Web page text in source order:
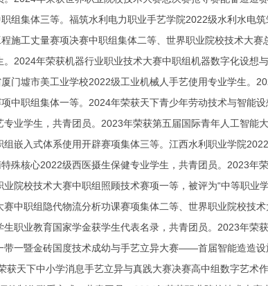
集体三等。福筑水利电力职业手艺学院2022级水利水电
工丈量赛项决赛中职组集体二等、世界职业院校技术大赛
2024年荣获机器行业职业技术大赛中职组机器数字化设想
门墟市美工业学校2022级工业机械人手艺使用专业学生。
职组集体一等。2024年荣获天下青少年劳动技术与智能
业学生，共青团员。2023年荣获第五届国际青年人工智能
嵌入式体系使用开辟赛项集体三等。江西水利职业学院
殊核心2022级西医摄生保健专业学生，共青团员。2023年
院校技术大赛中职组照顾技术赛项一等，被评为“中等职业
中职组隐代物流分析功课赛项集体二等、世界职业院校技
职业教育国家学金获学生代表名录，共青团员。2023年荣
一暨金砖国度技术成幼与手艺立异大赛——首届智能造造设
天下中小学消息手艺立异与真践大赛决赛高中组数字艺术